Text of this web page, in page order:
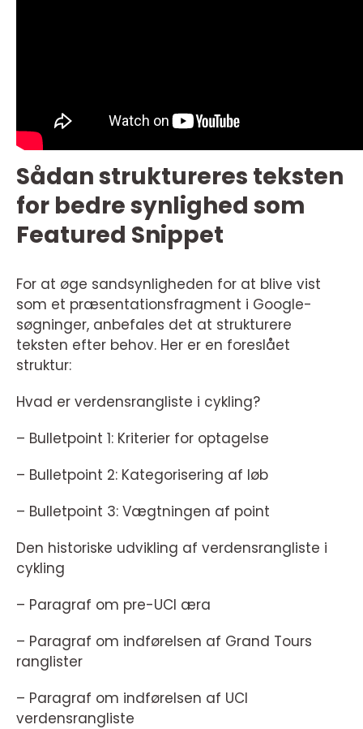
Sådan struktureres teksten
for bedre synlighed som
Featured Snippet
For at øge sandsynligheden for at blive vist
som et præsentationsfragment i Google-
søgninger, anbefales det at strukturere
teksten efter behov. Her er en foreslået
struktur:
Hvad er verdensrangliste i cykling?
– Bulletpoint 1: Kriterier for optagelse
– Bulletpoint 2: Kategorisering af løb
– Bulletpoint 3: Vægtningen af point
Den historiske udvikling af verdensrangliste i
cykling
– Paragraf om pre-UCI æra
– Paragraf om indførelsen af Grand Tours
ranglister
– Paragraf om indførelsen af UCI
verdensrangliste